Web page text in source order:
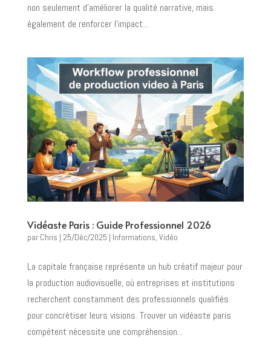
non seulement d’améliorer la qualité narrative, mais
également de renforcer l’impact...
Vidéaste Paris : Guide Professionnel 2026
par Chris | 25/Déc/2025 | Informations, Vidéo
La capitale française représente un hub créatif majeur pour
la production audiovisuelle, où entreprises et institutions
recherchent constamment des professionnels qualifiés
pour concrétiser leurs visions. Trouver un vidéaste paris
compétent nécessite une compréhension...